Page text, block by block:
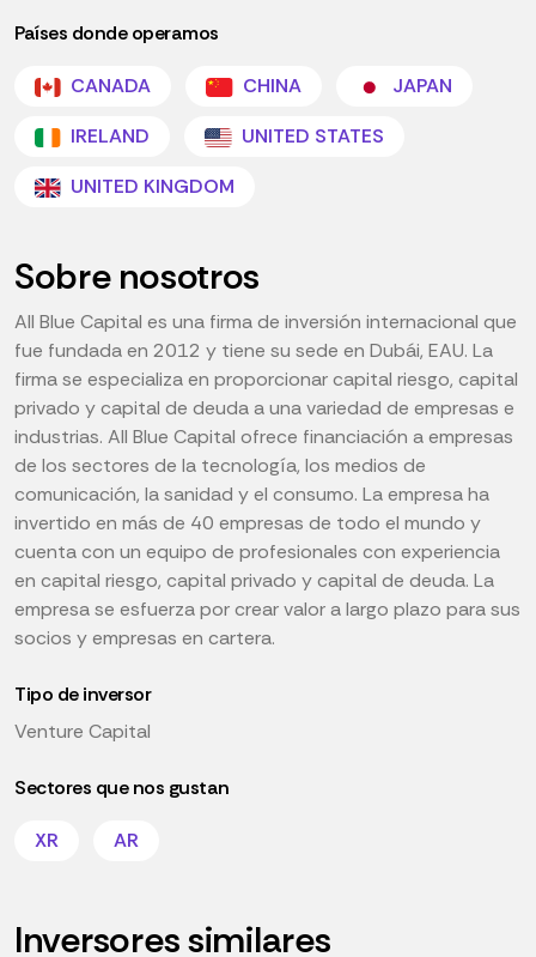
Países donde operamos
CANADA CHINA
JAPAN
IRELAND
UNITED STATES
UNITED KINGDOM
Sobre nosotros
All Blue Capital es una firma de inversión internacional que
fue fundada en 2012 y tiene su sede en Dubái, EAU. La
firma se especializa en proporcionar capital riesgo, capital
privado y capital de deuda a una variedad de empresas e
industrias. All Blue Capital ofrece financiación a empresas
de los sectores de la tecnología, los medios de
comunicación, la sanidad y el consumo. La empresa ha
invertido en más de 40 empresas de todo el mundo y
cuenta con un equipo de profesionales con experiencia
en capital riesgo, capital privado y capital de deuda. La
empresa se esfuerza por crear valor a largo plazo para sus
socios y empresas en cartera.
Tipo de inversor
Venture Capital
Sectores que nos gustan
XR AR
Inversores similares